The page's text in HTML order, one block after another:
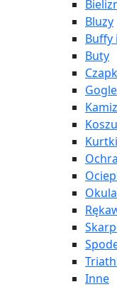
Bluzy
Buffy
Buty
Gogle
Kurtki
Inne